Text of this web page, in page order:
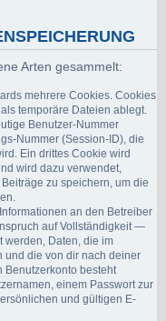
Arten gesammelt:
mehrere Cookies. Cookies
temporäre Dateien ablegt.
Benutzer-Nummer
Nummer (Session-ID), die
Ein drittes Cookie wird
wird dazu verwendet,
zu speichern, um die
an den Betreiber
auf Vollständigkeit —
werden, Daten, die im
und die von dir nach deiner
Benutzerkonto besteht
einem Passwort zur
und gültigen E-